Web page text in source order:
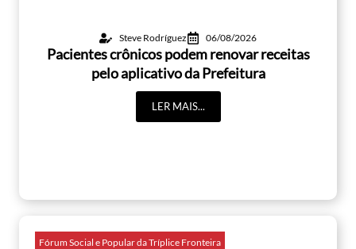
Steve Rodríguez 06/08/2026
Pacientes crônicos podem renovar receitas
pelo aplicativo da Prefeitura
LER MAIS...
Fórum Social e Popular da Tríplice Fronteira